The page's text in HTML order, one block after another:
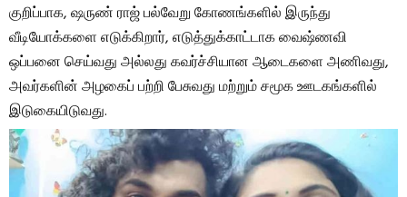
குறிப்பாக, ஷருண் ராஜ் பல்வேறு கோணங்களில் இருந்து
வீடியோக்களை எடுக்கிறார், எடுத்துக்காட்டாக வைஷ்ணவி
ஒப்பனை செய்வது அல்லது கவர்ச்சியான ஆடைகளை அணிவது,
அவர்களின் அழகைப் பற்றி பேசுவது மற்றும் சமூக ஊடகங்களில்
இடுகையிடுவது.